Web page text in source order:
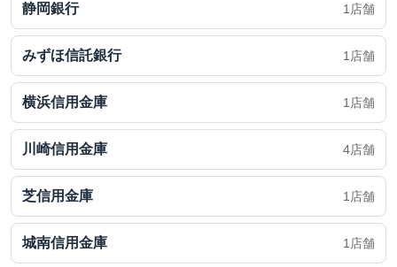
静岡銀行 1店舗
みずほ信託銀行 1店舗
横浜信用金庫 1店舗
川崎信用金庫 4店舗
芝信用金庫 1店舗
城南信用金庫 1店舗